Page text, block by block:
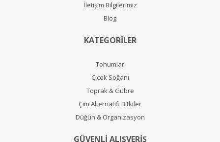
İletişim Bilgilerimiz
Blog
KATEGORİLER
Tohumlar
Çiçek Soğanı
Toprak & Gübre
Çim Alternatifi Bitkiler
Düğün & Organizasyon
GÜVENLİ ALIŞVERİŞ